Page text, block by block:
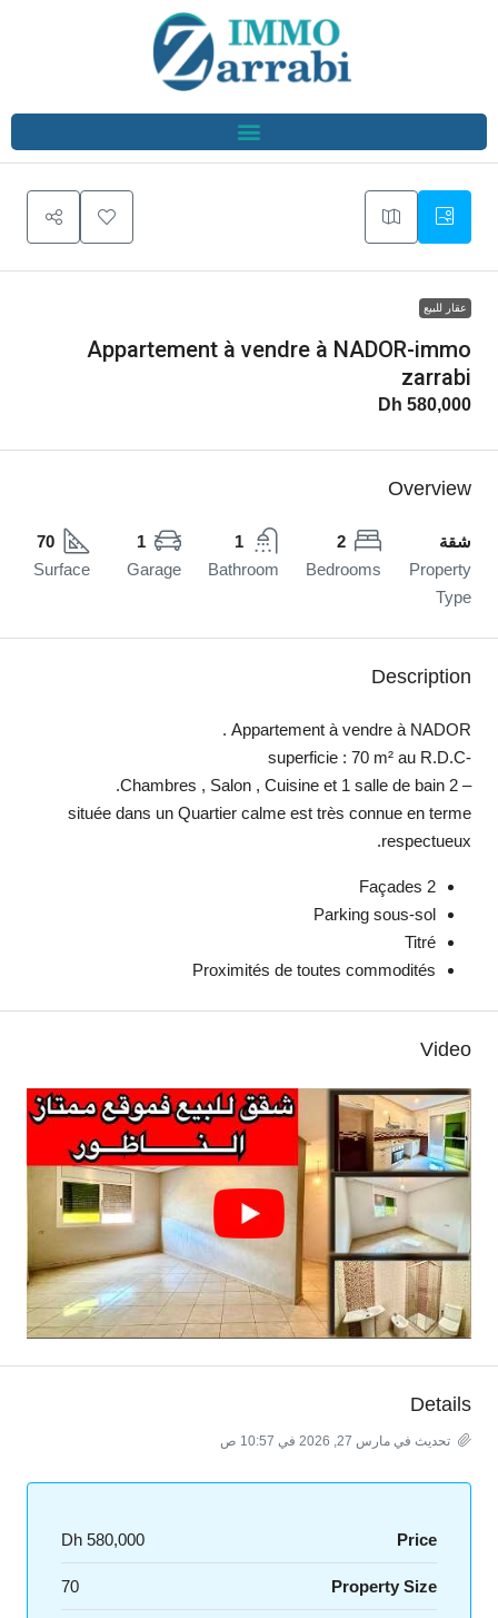
عقار للبيع
Appartement à vendre à NADOR-immo
zarrabi
580,000 Dh
Overview
شقة
Property
Type
2
Bedrooms
1
Bathroom
1
Garage
70
Surface
Description
Appartement à vendre à NADOR .
-superficie : 70 m² au R.D.C
– 2 Chambres , Salon , Cuisine et 1 salle de bain.
située dans un Quartier calme est très connue en terme
respectueux.
2 Façades
Parking sous-sol
Titré
Proximités de toutes commodités
Video
Details
تحديث في مارس 27, 2026 في 10:57 ص
Price
580,000 Dh
Property Size
70